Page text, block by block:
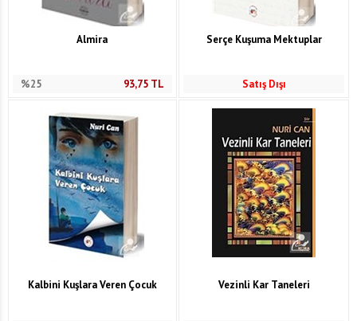
Almira
%25 93,75TL
Serçe Kuşuma Mektuplar
Satış Dışı
Kalbini Kuşlara Veren Çocuk Vezinli Kar Taneleri